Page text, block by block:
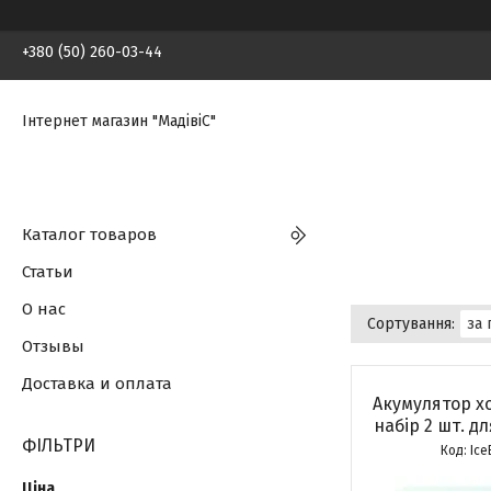
+380 (50) 260-03-44
Інтернет магазин "МадівіС"
Акумулятор
набір 2 шт.
Каталог товаров
Статьи
О нас
Отзывы
Доставка и оплата
ФІЛЬТРИ